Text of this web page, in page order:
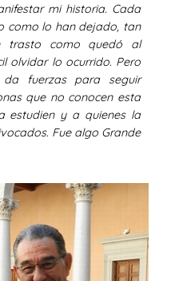
mi historia. Cada
como lo han dejado, tan
como quedó al
olvidar lo ocurrido. Pero
fuerzas para seguir
que no conocen esta
estudien y a quienes la
Fue algo Grande